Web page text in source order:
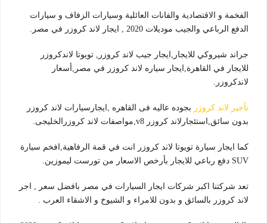
الفخمة و الاقتصادية والفانات العائلية وسيارات الزفاف و سيارات
الدفع الرباعي والجيب موديلات 2020 , ايجار لاند كروزر في مصر.
جراند شيروكي للايجار,ايجار جيب لاند كروزر, تويوتا لاندكروزر
للايجار في القاهرة,ايجار سياره لاند كروزر في مصر,أسعار
لاندكروزر.
تأجير لاند كروزر بجوده عاليه فى القاهره ,ايجارسيارات لاند كروزر
بدون سائق,استئجارلاند كروزر v8,مواصفات لاند كروزرالخليجى.
كما ايجار سيارة تويوتا لاند كروزر انت في قمة الرفاهية,افخم سيارة
SUV دفع رباعي للايجار بأرخص الاسعار من تورست ليموزين.
تعد شركتنا اكبر شركات ايجار السيارات في مصر بافضل سعر , اجر
لاند كروزر بالسائق و بدون للامراء و الشيوخ و الاشقاء العرب .